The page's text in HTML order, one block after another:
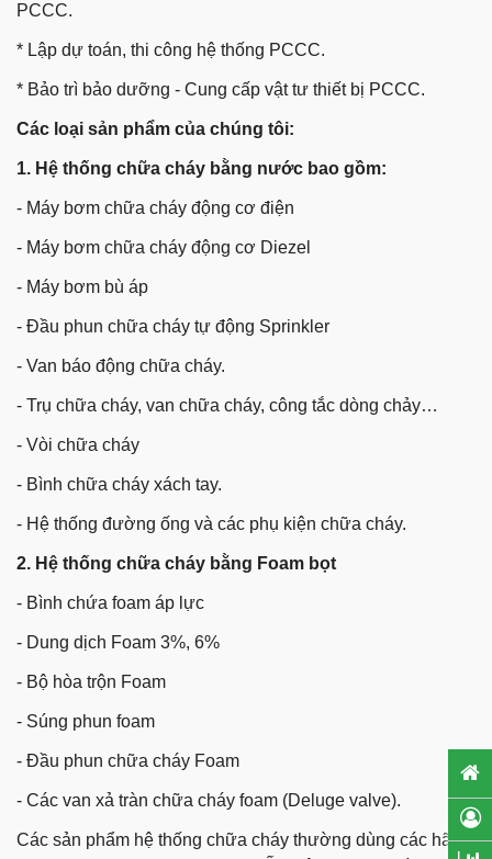
PCCC.
* Lập dự toán, thi công hệ thống PCCC.
* Bảo trì bảo dưỡng - Cung cấp vật tư thiết bị PCCC.
Các loại sản phẩm của chúng tôi:
1. Hệ thống chữa cháy bằng nước bao gồm:
- Máy bơm chữa cháy động cơ điện
- Máy bơm chữa cháy động cơ Diezel
- Máy bơm bù áp
- Đầu phun chữa cháy tự động Sprinkler
- Van báo động chữa cháy.
- Trụ chữa cháy, van chữa cháy, công tắc dòng chảy…
- Vòi chữa cháy
- Bình chữa cháy xách tay.
- Hệ thống đường ống và các phụ kiện chữa cháy.
2. Hệ thống chữa cháy bằng Foam bọt
- Bình chứa foam áp lực
- Dung dịch Foam 3%, 6%
- Bộ hòa trộn Foam
- Súng phun foam
- Đầu phun chữa cháy Foam
- Các van xả tràn chữa cháy foam (Deluge valve).
Các sản phẩm hệ thống chữa cháy thường dùng các hãng: